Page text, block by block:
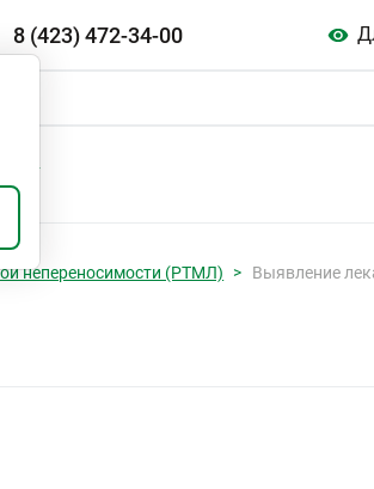
8 (423) 472-34-00
непереносимости (РТМЛ) Выявление